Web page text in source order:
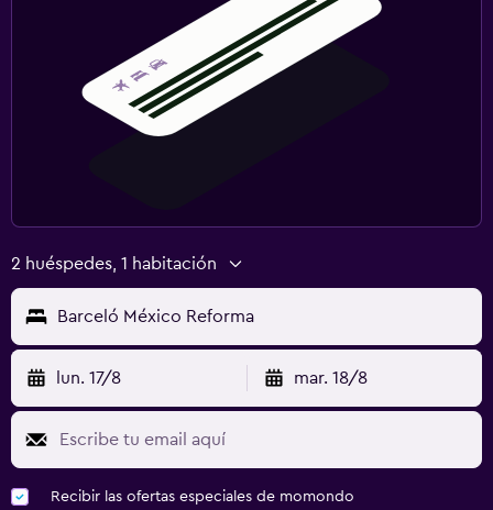
2 huéspedes, 1 habitación
Barceló México Reforma
lun. 17/8 mar. 18/8
Recibir las ofertas especiales de momondo